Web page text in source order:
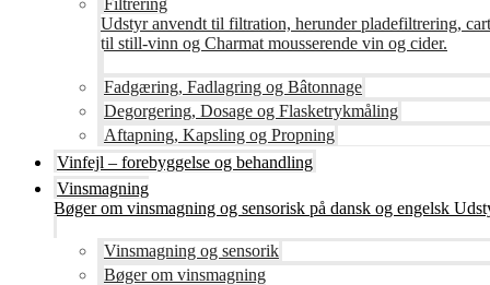
Filtrering
Udstyr anvendt til filtration, herunder pladefiltrering,
til still-vinn og Charmat mousserende vin og cider.
Fadgæring, Fadlagring og Bâtonnage
Degorgering, Dosage og Flasketrykmåling
Aftapning, Kapsling og Propning
Vinfejl – forebyggelse og behandling
Vinsmagning
Bøger om vinsmagning og sensorisk på dansk og engelsk
Vinsmagning og sensorik
Bøger om vinsmagning